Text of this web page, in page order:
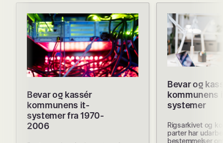
Bevar og kassér
kommunens it-
systemer fra 1970-
2006
Bevar og
kommunens
systemer
Rigsarkivet og
parter har
bestemmelser